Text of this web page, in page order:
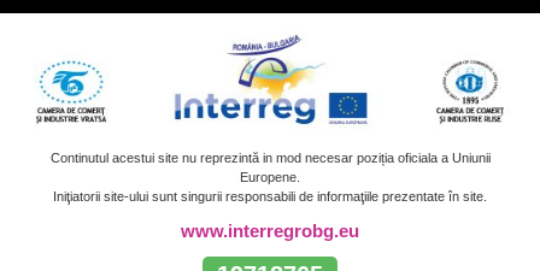
Continutul acestui site nu reprezintă in mod necesar poziția oficiala a Uniunii
Europene.
Iniţiatorii site-ului sunt singurii responsabili de informaţiile prezentate în site.
www.interregrobg.eu